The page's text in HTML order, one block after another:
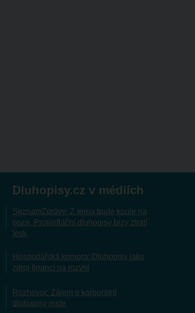
Dluhopisy.cz v médiích
SeznamZprávy: Z terna bude koule na
noze. Protiinflační dluhopisy brzy ztratí
lesk
Hospodářská komora: Dluhopisy jako
zdroj financí na rozvoj
Rozhovor: Zájem o korporátní
dluhopisy roste